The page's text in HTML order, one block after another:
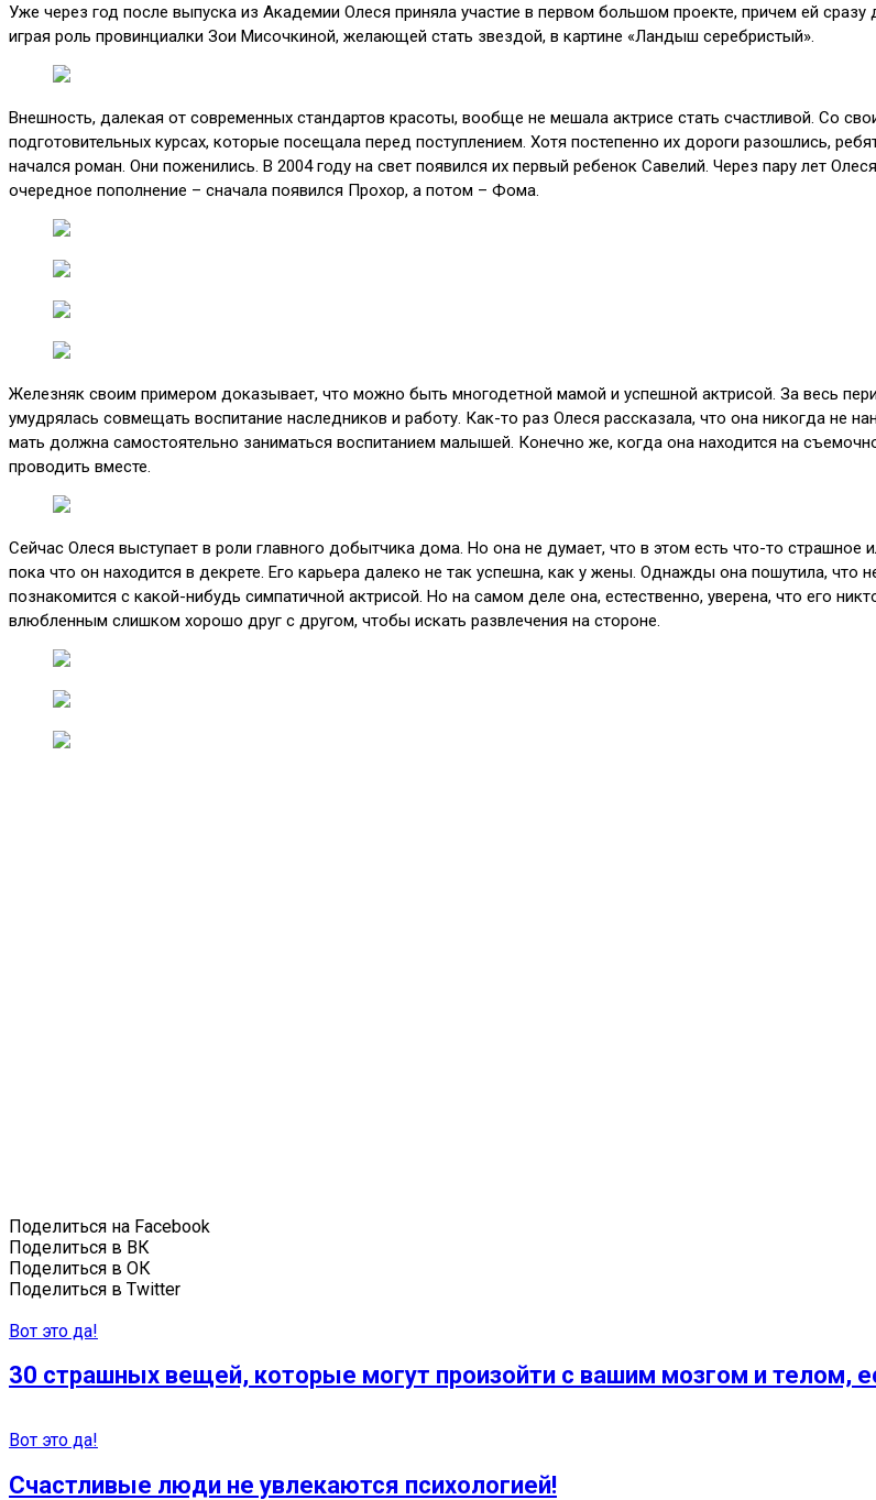
Уже через год после выпуска из Академии Олеся приняла участие в первом большом проекте, причем ей
играя роль провинциалки Зои Мисочкиной, желающей стать звездой, в картине «Ландыш серебристый».
Внешность, далекая от современных стандартов красоты, вообще не мешала актрисе стать счастливой. Со
подготовительных курсах, которые посещала перед поступлением. Хотя постепенно их дороги разошлись,
начался роман. Они поженились. В 2004 году на свет появился их первый ребенок Савелий. Через пару лет
очередное пополнение – сначала появился Прохор, а потом – Фома.
Железняк своим примером доказывает, что можно быть многодетной мамой и успешной актрисой. За весь
умудрялась совмещать воспитание наследников и работу. Как-то раз Олеся рассказала, что она никогда не
мать должна самостоятельно заниматься воспитанием малышей. Конечно же, когда она находится на
проводить вместе.
Сейчас Олеся выступает в роли главного добытчика дома. Но она не думает, что в этом есть что-то страшное
пока что он находится в декрете. Его карьера далеко не так успешна, как у жены. Однажды она пошутила, что
познакомится с какой-нибудь симпатичной актрисой. Но на самом деле она, естественно, уверена, что его
влюбленным слишком хорошо друг с другом, чтобы искать развлечения на стороне.
Поделиться на Facebook
Поделиться в ВК
Поделиться в ОК
Поделиться в Twitter
Вот это да!
30 стрaшных вещей, которые могут произойти с вашим мозгом и телом,
Вот это да!
Счастливые люди не увлекаются психологией!